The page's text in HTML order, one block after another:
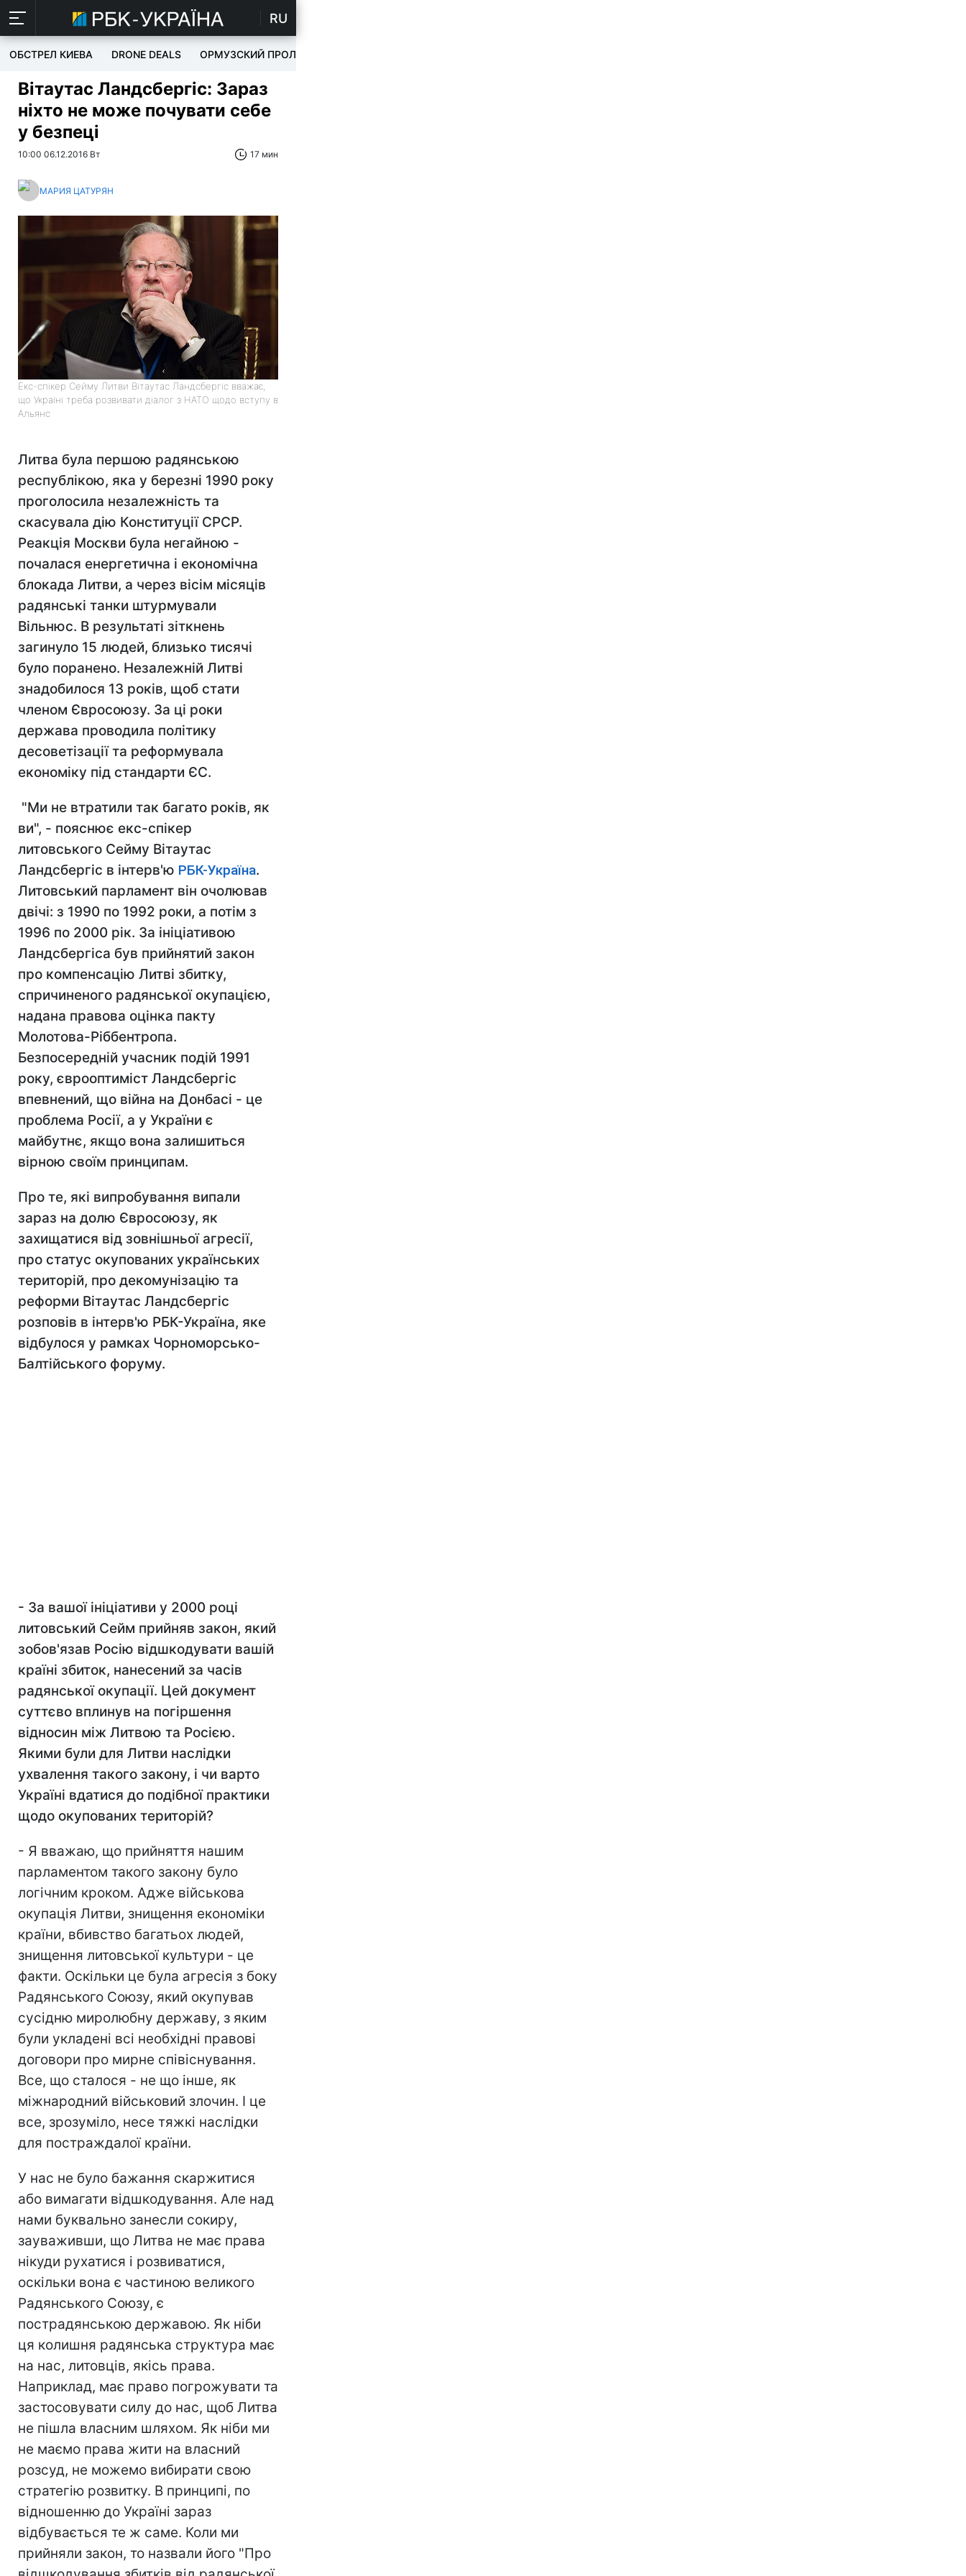
RU
ОБСТРЕЛ КИЕВА DRONE DEALS ОРМУЗСКИЙ ПРОЛИВ
Вітаутас Ландсбергіс: Зараз
ніхто не може почувати себе
у безпеці
10:00 06.12.2016 Вт 17 мин
МАРИЯ ЦАТУРЯН
Екс-спікер Сейму Литви Вітаутас Ландсбергіс вважає,
що Україні треба розвивати діалог з НАТО щодо вступу в
Альянс
Литва була першою радянською
республікою, яка у березні 1990 року
проголосила незалежність та
скасувала дію Конституції СРСР.
Реакція Москви була негайною -
почалася енергетична і економічна
блокада Литви, а через вісім місяців
радянські танки штурмували
Вільнюс. В результаті зіткнень
загинуло 15 людей, близько тисячі
було поранено. Незалежній Литві
знадобилося 13 років, щоб стати
членом Євросоюзу. За ці роки
держава проводила політику
десоветізації та реформувала
економіку під стандарти ЄС.
"Ми не втратили так багато років, як
ви", - пояснює екс-спікер
литовського Сейму Вітаутас
Ландсбергіс в інтерв'ю РБК-Україна.
Литовський парламент він очолював
двічі: з 1990 по 1992 роки, а потім з
1996 по 2000 рік. За ініціативою
Ландсбергіса був прийнятий закон
про компенсацію Литві збитку,
спричиненого радянської окупацією,
надана правова оцінка пакту
Молотова-Ріббентропа.
Безпосередній учасник подій 1991
року, єврооптиміст Ландсбергіс
впевнений, що війна на Донбасі - це
проблема Росії, а у України є
майбутнє, якщо вона залишиться
вірною своїм принципам.
Про те, які випробування випали
зараз на долю Євросоюзу, як
захищатися від зовнішньої агресії,
про статус окупованих українських
територій, про декомунізацію та
реформи Вітаутас Ландсбергіс
розповів в інтерв'ю РБК-Україна, яке
відбулося у рамках Чорноморсько-
Балтійського форуму.
- За вашої ініціативи у 2000 році
литовський Сейм прийняв закон, який
зобов'язав Росію відшкодувати вашій
країні збиток, нанесений за часів
радянської окупації. Цей документ
суттєво вплинув на погіршення
відносин між Литвою та Росією.
Якими були для Литви наслідки
ухвалення такого закону, і чи варто
Україні вдатися до подібної практики
щодо окупованих територій?
- Я вважаю, що прийняття нашим
парламентом такого закону було
логічним кроком. Адже військова
окупація Литви, знищення економіки
країни, вбивство багатьох людей,
знищення литовської культури - це
факти. Оскільки це була агресія з боку
Радянського Союзу, який окупував
сусідню миролюбну державу, з яким
були укладені всі необхідні правові
договори про мирне співіснування.
Все, що сталося - не що інше, як
міжнародний військовий злочин. І це
все, зрозуміло, несе тяжкі наслідки
для постраждалої країни.
У нас не було бажання скаржитися
або вимагати відшкодування. Але над
нами буквально занесли сокиру,
зауваживши, що Литва не має права
нікуди рухатися і розвиватися,
оскільки вона є частиною великого
Радянського Союзу, є
пострадянською державою. Як ніби
ця колишня радянська структура має
на нас, литовців, якісь права.
Наприклад, має право погрожувати та
застосовувати силу до нас, щоб Литва
не пішла власним шляхом. Як ніби ми
не маємо права жити на власний
розсуд, не можемо вибирати свою
стратегію розвитку. В принципі, по
відношенню до Україні зараз
відбувається те ж саме. Коли ми
прийняли закон, то назвали його "Про